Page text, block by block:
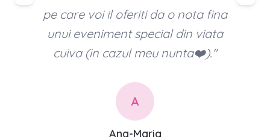
pe ea. Platforma însăși e super
faină, dar contează și lumea să
lucreze cu ea ca să poată fi faină
J